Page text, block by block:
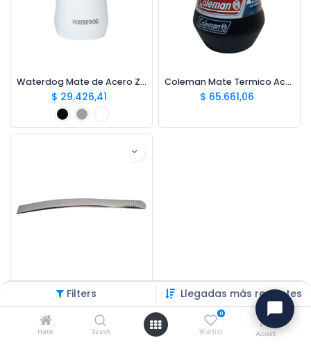
Filters Llegadas más recientes
Home Search
0
Wishlist Account
Waterdog Mate de Acero Zoilo
$ 29.426,41
Coleman Mate Termico Acero Inox.
$ 65.661,06
$